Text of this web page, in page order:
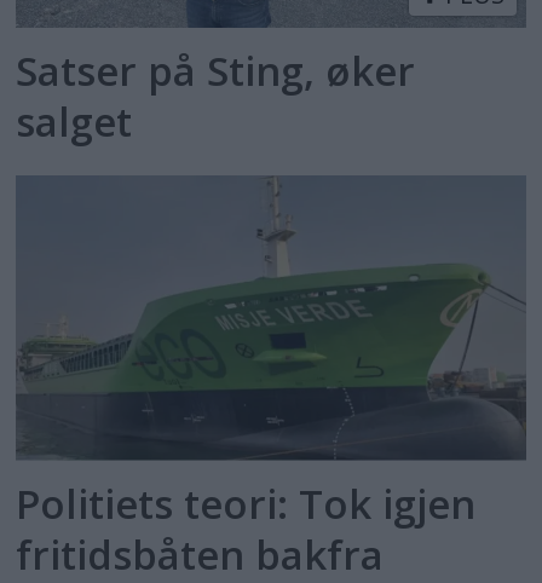
Satser på Sting, øker
salget
Politiets teori: Tok igjen
fritidsbåten bakfra